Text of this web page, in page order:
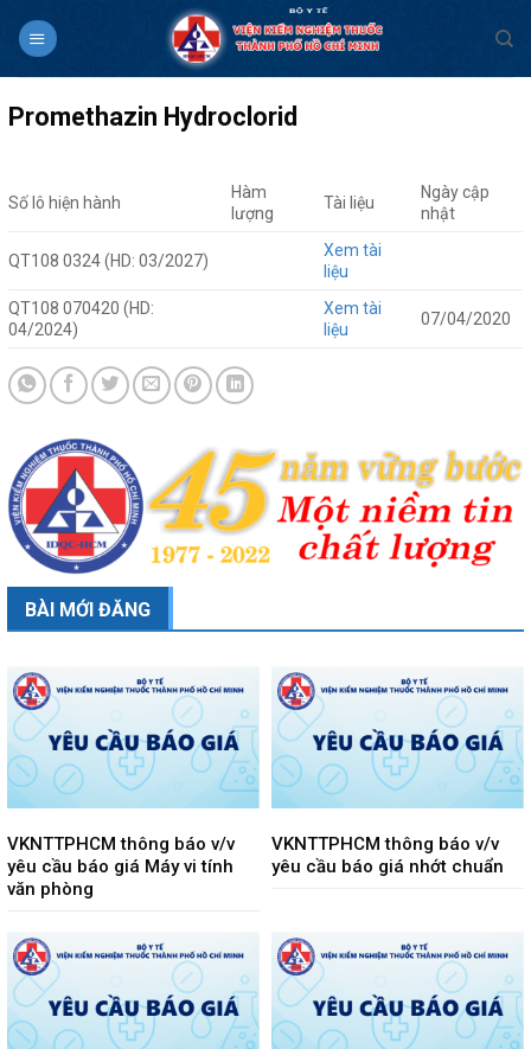
Promethazin Hydroclorid
Số lô hiện hành
Hàm
lượng
Tài liệu
Ngày cập
nhật
QT108 0324 (HD: 03/2027)
Xem tài
liệu
QT108 070420 (HD:
04/2024)
Xem tài
liệu
07/04/2020
BÀI MỚI ĐĂNG
VKNTTPHCM thông báo v/v
yêu cầu báo giá Máy vi tính
văn phòng
VKNTTPHCM thông báo v/v
yêu cầu báo giá nhớt chuẩn